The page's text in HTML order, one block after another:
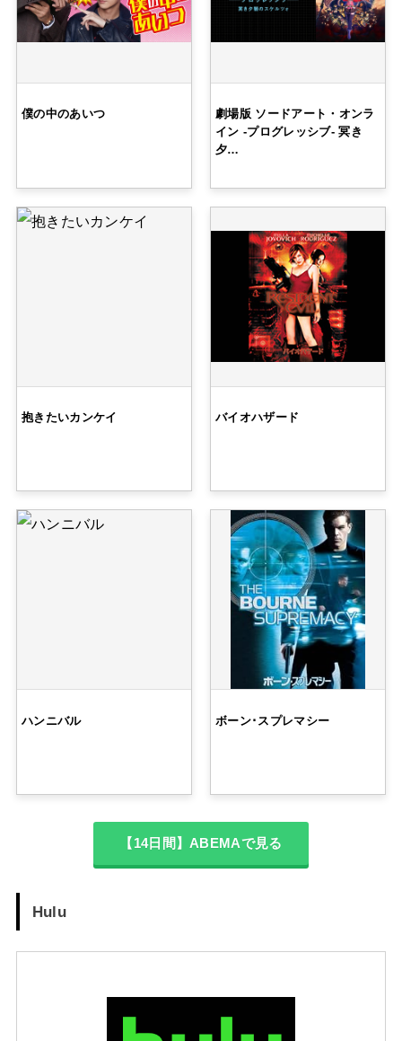
僕の中のあいつ
劇場版 ソードアート・オンラ
イン -プログレッシブ- 冥き
夕…
抱きたいカンケイ バイオハザード
ハンニバル ボーン･スプレマシー
【14日間】ABEMAで見る
Hulu